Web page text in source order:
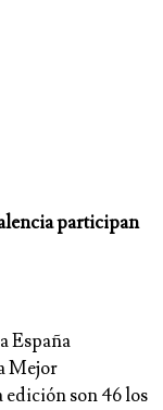
participan
España
Mejor
edición son 46 los